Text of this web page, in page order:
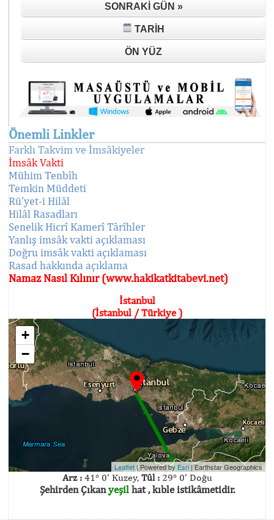
SONRAKI GÜN »
TARIH
ÖN YÜZ
Önemli Linkler
Farklı Takvim ve İmsâkiyeler
İmsâk Vakti
Mühim Tenbîh
Temkin Müddeti
Rü'yet-i Hilâl
Hilâl Rasadları
Senelik Hicrî Kamerî Târîhler
Yanlış imsâk vakti açıklaması
Doğru imsâk vakti açıklaması
Rasad hakkında açıklama
Namaz Nasıl Kılınır (www.hakikatkitabevi.net)
İstanbul
(İstanbul / Türkiye )
+
−
Leaflet| Powered byEsri |Earthstar Geographics
Arz :41° 0' Kuzey, Tûl :29° 0' Doğu
Şehirden Çıkanyeşilhat , kıble istikâmetidir.